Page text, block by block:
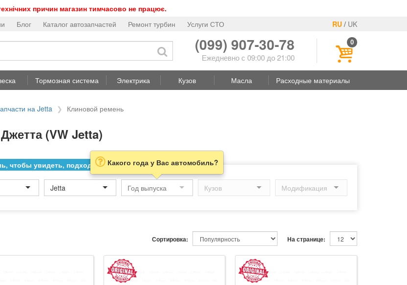
причин магазин тимчасово не працює.
RU / UK
Блог Каталог автозапчастей Ремонт турбин Услуги СТО
(099) 907-30-78
Ежедневно с 09:00 до 21:00
0
Тормозная система Электрика Кузов Масла Расходные материалы
на Jetta Клиновой ремень
(VW Jetta)
чтобы увидеть, подходит ли товар к нему
Jetta
Какого года у Вас автомобиль?
На странице:
Сортировка: